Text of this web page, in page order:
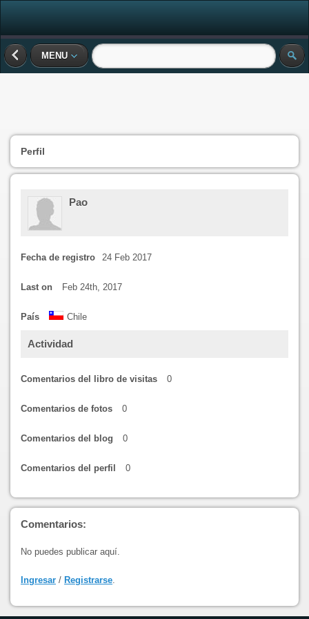
MENU
Perfil
Pao
Fecha de registro 24 Feb 2017
Last on Feb 24th, 2017
País Chile
Actividad
Comentarios del libro de visitas 0
Comentarios de fotos 0
Comentarios del blog 0
Comentarios del perfil 0
Comentarios:
No puedes publicar aquí.
Ingresar / Registrarse.